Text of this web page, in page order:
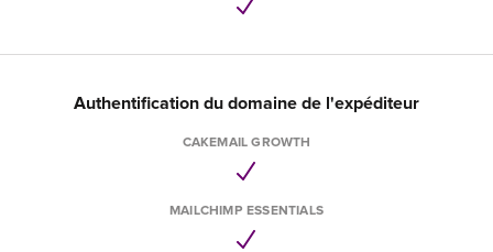
Authentification du domaine de l'expéditeur
CAKEMAIL GROWTH
MAILCHIMP ESSENTIALS